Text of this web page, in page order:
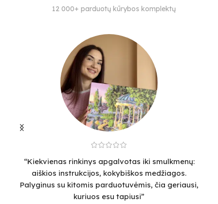
SUDĖTINGUMO LYGIS SUDĖTINGUMO LYGIS
4
12 000+ parduotų kūrybos komplektų
“Kiekvienas rinkinys apgalvotas iki smulkmenų:
aiškios instrukcijos, kokybiškos medžiagos.
Palyginus su kitomis parduotuvėmis, čia geriausi,
kuriuos esu tapiusi”